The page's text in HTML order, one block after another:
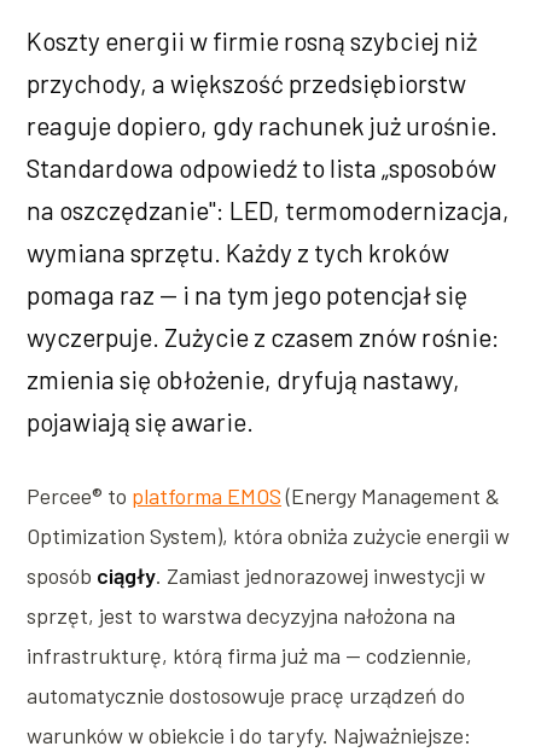
Koszty energii w firmie rosną szybciej niż
przychody, a większość przedsiębiorstw
reaguje dopiero, gdy rachunek już urośnie.
Standardowa odpowiedź to lista „sposobów
na oszczędzanie": LED, termomodernizacja,
wymiana sprzętu. Każdy z tych kroków
pomaga raz — i na tym jego potencjał się
wyczerpuje. Zużycie z czasem znów rośnie:
zmienia się obłożenie, dryfują nastawy,
pojawiają się awarie.
Percee® to platforma EMOS(Energy Management &
Optimization System), która obniża zużycie energii w
sposób ciągły. Zamiast jednorazowej inwestycji w
sprzęt, jest to warstwa decyzyjna nałożona na
infrastrukturę, którą firma już ma — codziennie,
automatycznie dostosowuje pracę urządzeń do
warunków w obiekcie i do taryfy. Najważniejsze: